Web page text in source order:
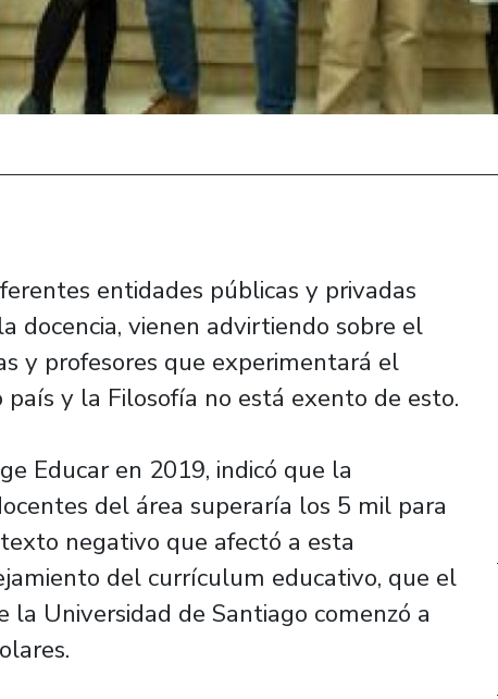
entidades públicas y privadas
docencia, vienen advirtiendo sobre el
y profesores que experimentará el
y la Filosofía no está exento de esto.
Educar en 2019, indicó que la
del área superaría los 5 mil para
negativo que afectó a esta
del currículum educativo, que el
Universidad de Santiago comenzó a